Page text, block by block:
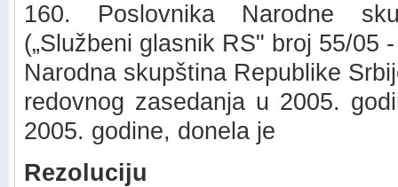
160. Poslovnika Narodne
(„Službeni glasnik RS" broj 55/05
Narodna skupština Republike
redovnog zasedanja u 2005.
2005. godine, donela je
Rezoluciju